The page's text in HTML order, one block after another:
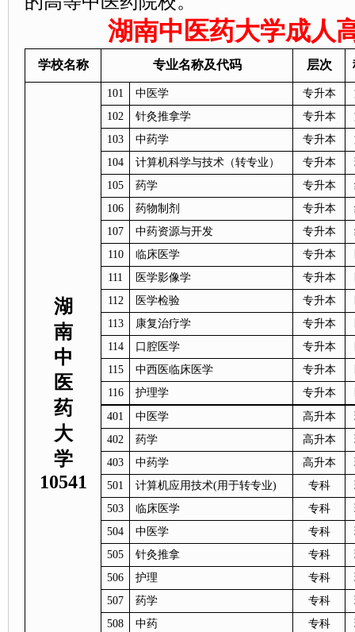
湖南中医药大学成人
学校名称 专业名称及代码 层次
湖
南
中
医
药
大
学
10541
101 中医学 专升本
102
针灸推拿学 专升本
103
中药学 专升本
104
计算机科学与技术（转专业） 专升本
105
药学 专升本
106
药物制剂 专升本
107
中药资源与开发 专升本
110
临床医学 专升本
111
医学影像学 专升本
112
医学检验 专升本
113
康复治疗学 专升本
114
口腔医学 专升本
115
中西医临床医学 专升本
116
护理学 专升本
401
中医学 高升本
402
药学 高升本
403
中药学 高升本
501
计算机应用技术(用于转专业) 专科
503
临床医学 专科
504
中医学 专科
505
针灸推拿 专科
506
护理 专科
507
药学 专科
508
中药 专科